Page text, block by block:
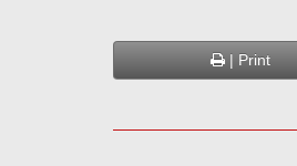
| Print